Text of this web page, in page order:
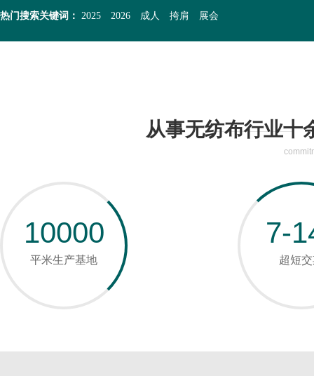
热门搜索关键词： 2025 2026 成人 挎肩 展会
从事无纺布行业十
10000
平米生产基地
7-
超短